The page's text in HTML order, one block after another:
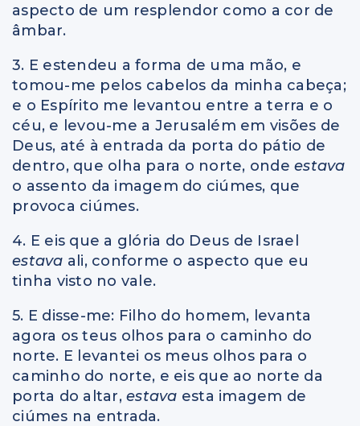
aspecto de um resplendor como a cor de
âmbar.
3. E estendeu a forma de uma mão, e
tomou-me pelos cabelos da minha cabeça;
e o Espírito me levantou entre a terra e o
céu, e levou-me a Jerusalém em visões de
Deus, até à entrada da porta do pátio de
dentro, que olha para o norte, onde estava
o assento da imagem do ciúmes, que
provoca ciúmes.
4. E eis que a glória do Deus de Israel
estava ali, conforme o aspecto que eu
tinha visto no vale.
5. E disse-me: Filho do homem, levanta
agora os teus olhos para o caminho do
norte. E levantei os meus olhos para o
caminho do norte, e eis que ao norte da
porta do altar, estava esta imagem de
ciúmes na entrada.